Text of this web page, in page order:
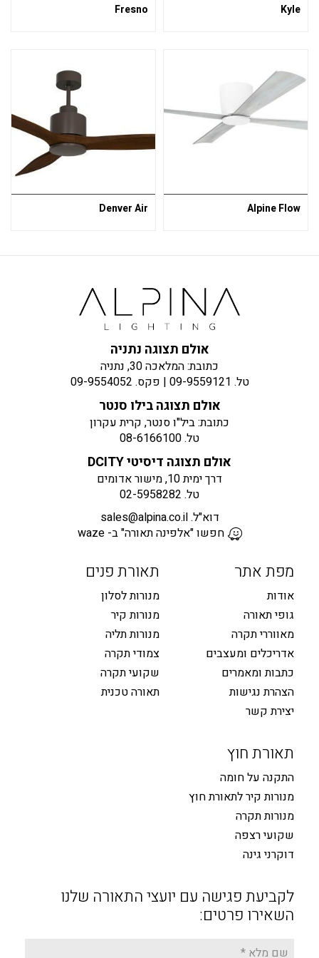
Kyle
Fresno
Alpine Flow
Denver Air
אולם תצוגה נתניה
כתובת: המלאכה 30, נתניה
טל. 09-9559121 | פקס. 09-9554052
אולם תצוגה בילו סנטר
כתובת: ביל"ו סנטר, קרית עקרון
טל.08-6166100
אולם תצוגה דיסיטי DCITY
דרך ימית 10, מישור אדומים
טל. 02-5958282
דוא"ל.sales@alpina.co.il
חפשו "אלפינה תאורה" ב- waze
מפת אתר
אודות
גופי תאורה
מאווררי תקרה
אדריכלים ומעצבים
כתבות ומאמרים
הצהרת נגישות
יצירת קשר
תאורת פנים
מנורות לסלון
מנורות קיר
מנורות תליה
צמודי תקרה
שקועי תקרה
תאורה טכנית
תאורת חוץ
התקנה על חומה
מנורות קיר לתאורת חוץ
מנורות תקרה
שקועי רצפה
דוקרני גינה
לקביעת פגישה עם יועצי התאורה שלנו
השאירו פרטים: